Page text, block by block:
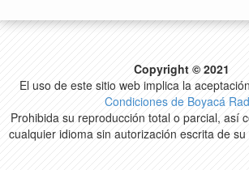
Copyright © 2021
El uso de este sitio web implica la
Condiciones de Boyacá
Prohibida su reproducción total o parcial, así
cualquier idioma sin autorización escrita de